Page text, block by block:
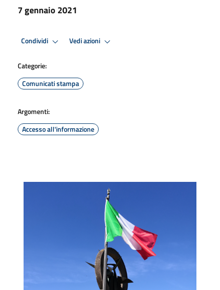
7 gennaio 2021
Condividi Vedi azioni
Categorie:
Comunicati stampa
Argomenti:
Accesso all'informazione